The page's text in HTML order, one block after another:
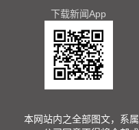
下载新闻App
本网站内之全部图文，系